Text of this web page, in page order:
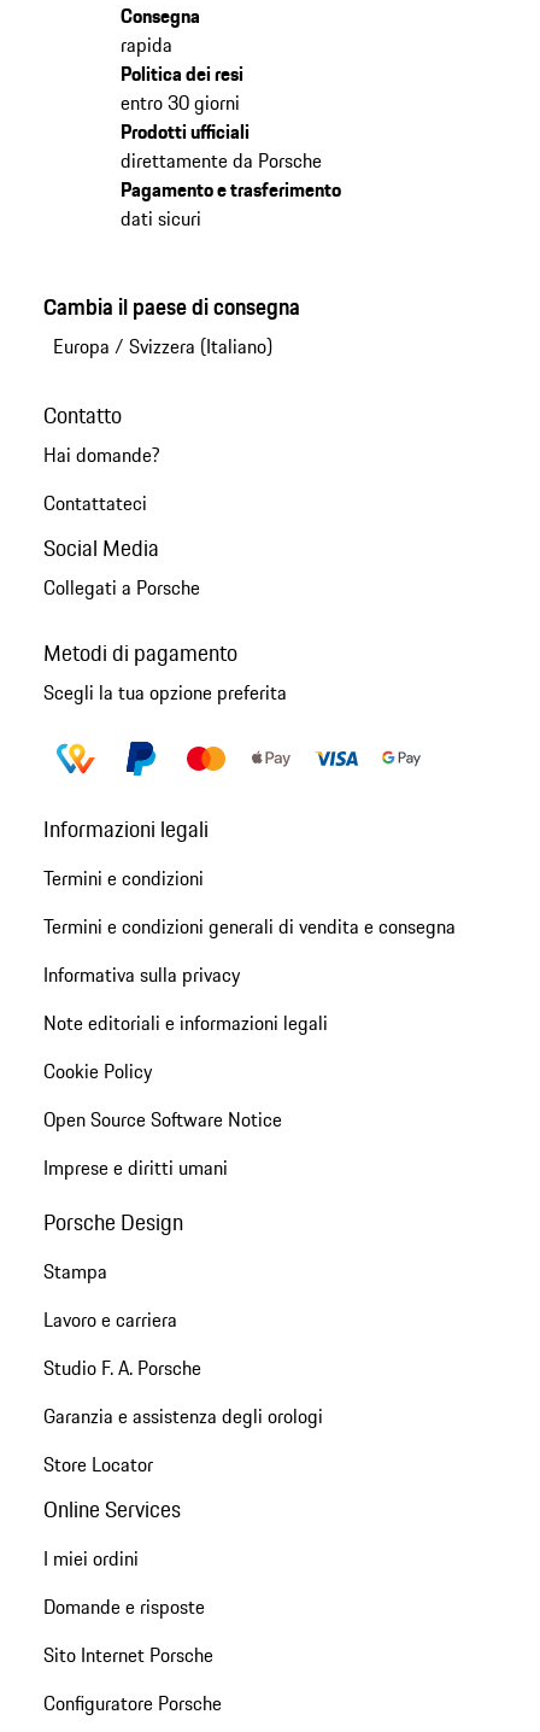
Consegna
rapida
Politica dei resi
entro 30 giorni
Prodotti ufficiali
direttamente da Porsche
Pagamento e trasferimento
dati sicuri
Cambia il paese di consegna
Europa / Svizzera (Italiano)
Contatto
Hai domande?
Contattateci
Social Media
Collegati a Porsche
Metodi di pagamento
Scegli la tua opzione preferita
Informazioni legali
Termini e condizioni
Termini e condizioni generali di vendita e consegna
Informativa sulla privacy
Note editoriali e informazioni legali
Cookie Policy
Open Source Software Notice
Imprese e diritti umani
Porsche Design
Stampa
Lavoro e carriera
Studio F. A. Porsche
Garanzia e assistenza degli orologi
Store Locator
Online Services
I miei ordini
Domande e risposte
Sito Internet Porsche
Configuratore Porsche